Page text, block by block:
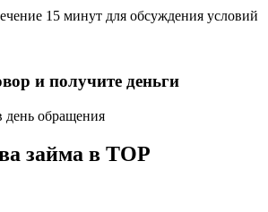
15 минут для обсуждения условий
и получите деньги
день обращения
займа в ТОР